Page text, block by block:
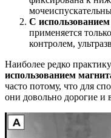
С
применяется
контролем,
Наиболее редко
использованием
часто потому, что для
они довольно дорогие и